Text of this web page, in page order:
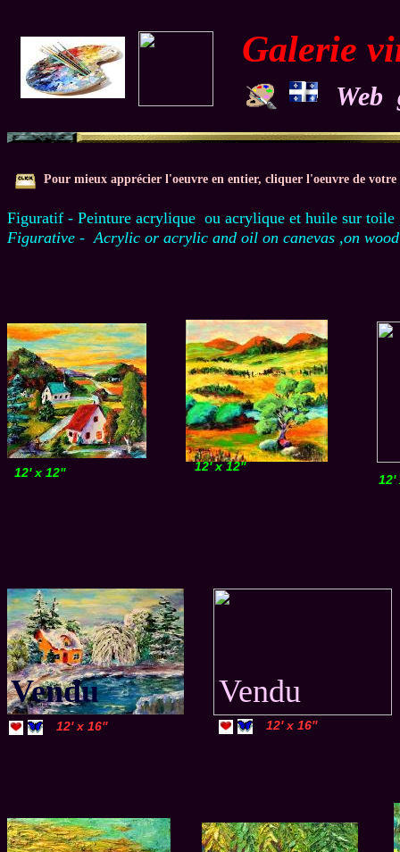
Galerie
Pour mieux apprécier l'oeuvre en entier, cliquer l'oeuvre de votre
Web
Figuratif - Peinture acrylique ou acrylique et huile sur
Figurative - Acrylic or acrylic and oil on canevas ,on
12' x 12''
12' x 16''
12' x 12''
12'
Vendu
12' x 16''
Vendu